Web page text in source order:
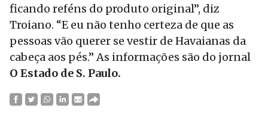
ficando reféns do produto original”, diz
Troiano. “E eu não tenho certeza de que as
pessoas vão querer se vestir de Havaianas da
cabeça aos pés.” As informações são do jornal
O Estado de S. Paulo.